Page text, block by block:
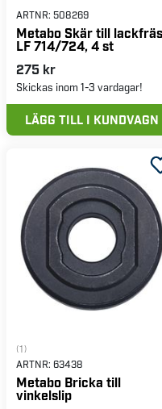
ARTNR: 508269
Metabo Skär till lackfräs
LF 714/724, 4 st
275 kr
Skickas inom 1-3 vardagar!
LÄGG TILL I KUNDVAGN
(1)
ARTNR: 63438
Metabo Bricka till
vinkelslip